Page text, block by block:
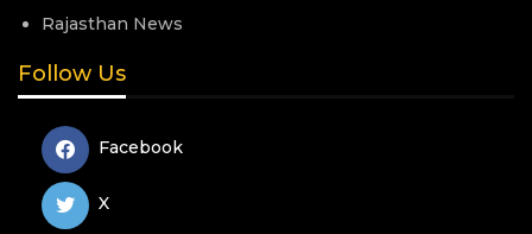
Rajasthan News
Follow Us
Facebook
X